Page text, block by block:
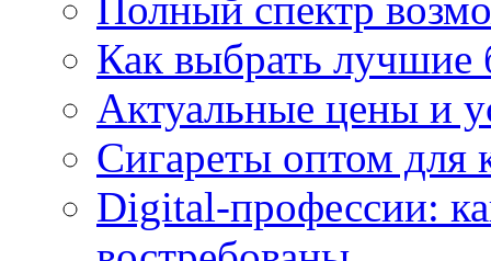
Полный спектр
Как выбрать
Актуальные цены и
Сигареты оптом для
Digital-профессии: